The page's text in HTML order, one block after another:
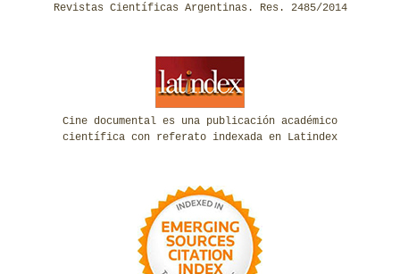
Revistas Científicas Argentinas. Res. 2485/2014
Cine documental es una publicación académico
científica con referato indexada en Latindex